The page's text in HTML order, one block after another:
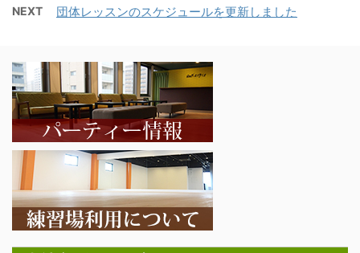
NEXT 団体レッスンのスケジュールを更新しました